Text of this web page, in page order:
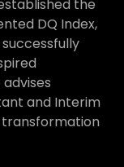
the
DQ Index,
and Interim
transformation